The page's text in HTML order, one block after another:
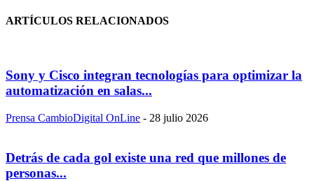
ARTÍCULOS RELACIONADOS
Sony y Cisco integran tecnologías para optimizar la
automatización en salas...
Prensa CambioDigital OnLine - 28 julio 2026
Detrás de cada gol existe una red que millones de
personas...